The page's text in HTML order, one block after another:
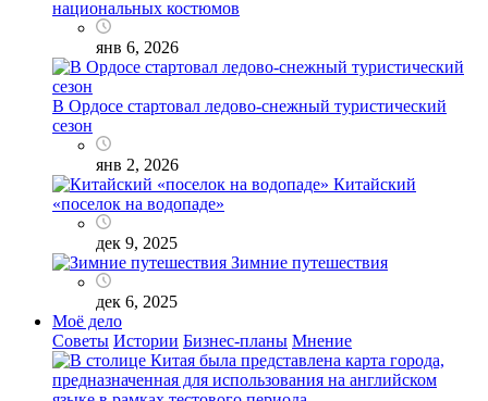
национальных костюмов
янв 6, 2026
В Ордосе стартовал ледово-снежный туристический
сезон
янв 2, 2026
Китайский
«поселок на водопаде»
дек 9, 2025
Зимние путешествия
дек 6, 2025
Моё дело
Советы Истории Бизнес-планы Мнение